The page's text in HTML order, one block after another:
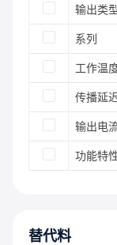
输出类
系列
工作温
传播延
输出电
功能特
替代料